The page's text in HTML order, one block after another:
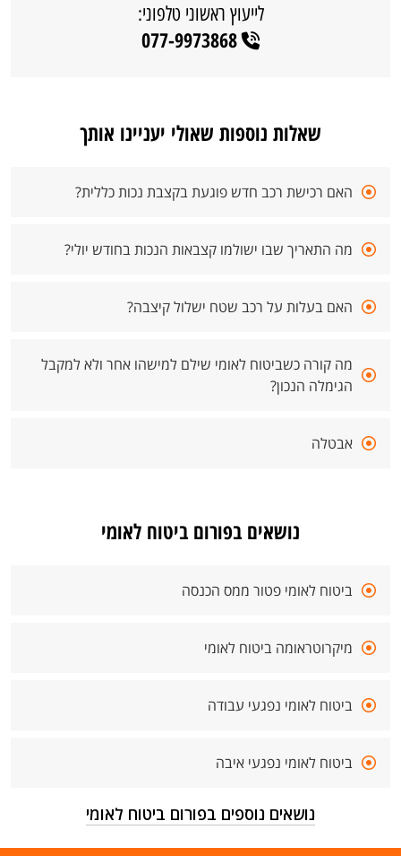
לייעוץ ראשוני טלפוני:
077-9973868
שאלות נוספות שאולי יעניינו אותך
האם רכישת רכב חדש פוגעת בקצבת נכות כללית?
מה התאריך שבו ישולמו קצבאות הנכות בחודש יולי?
האם בעלות על רכב שטח ישלול קיצבה?
מה קורה כשביטוח לאומי שילם למישהו אחר ולא למקבל
הגימלה הנכון?
אבטלה
נושאים בפורום ביטוח לאומי
ביטוח לאומי פטור ממס הכנסה
מיקרוטראומה ביטוח לאומי
ביטוח לאומי נפגעי עבודה
ביטוח לאומי נפגעי איבה
נושאים נוספים בפורום ביטוח לאומי